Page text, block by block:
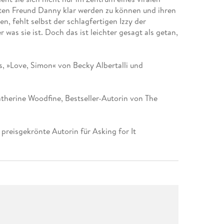
Freund Danny klar werden zu können und ihren
fehlt selbst der schlagfertigen Izzy der
sie ist. Doch das ist leichter gesagt als getan,
»Love, Simon« von Becky Albertalli und
Woodfine, Bestseller-Autorin von The
preisgekrönte Autorin für Asking for It